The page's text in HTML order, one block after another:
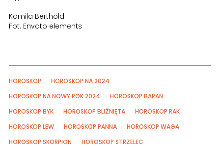
Kamila Berthold
Fot. Envato elements
HOROSKOP
HOROSKOP NA 2024
HOROSKOP NA NOWY ROK 2024
HOROSKOP BARAN
HOROSKOP BYK
HOROSKOP BLIŹNIĘTA
HOROSKOP RAK
HOROSKOP LEW
HOROSKOP PANNA
HOROSKOP WAGA
HOROSKOP SKORPION
HOROSKOP STRZELEC